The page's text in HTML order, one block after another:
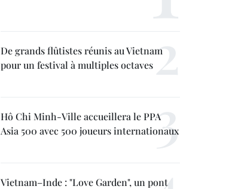
De grands flûtistes réunis au Vietnam
pour un festival à multiples octaves
Hô Chi Minh-Ville accueillera le PPA
Asia 500 avec 500 joueurs internationaux
Vietnam–Inde : "Love Garden", un pont